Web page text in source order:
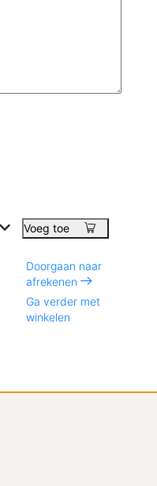
Voeg toe
Doorgaan naar
afrekenen
Ga verder met
winkelen